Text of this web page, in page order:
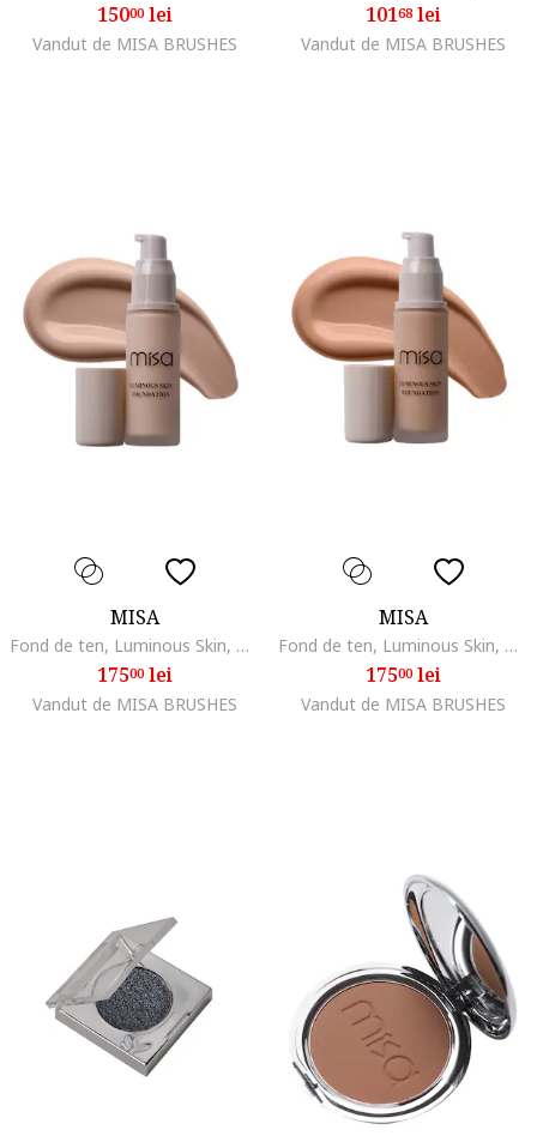
15000lei
Vandut de MISA BRUSHES
10168lei
Vandut de MISA BRUSHES
MISA
Fond de ten, Luminous Skin, Beige, Light Beige
17500lei
Vandut de MISA BRUSHES
MISA
Fond de ten, Luminous Skin, Beige, Sun Kissed
17500lei
Vandut de MISA BRUSHES